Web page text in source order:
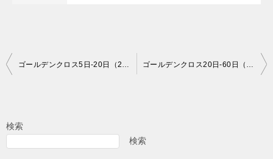
投
ビ
ゴールデンクロス5日-20日（2024-07-02） ゴールデンクロス20日-60日（2024-07-02）
検索
検索